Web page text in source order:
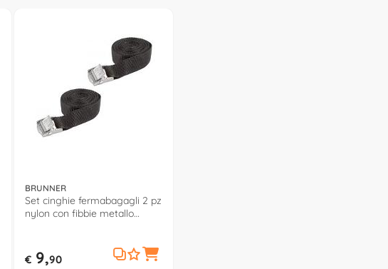
BRUNNER
Set cinghie fermabagagli 2 pz
nylon con fibbie metallo
€ 9,90